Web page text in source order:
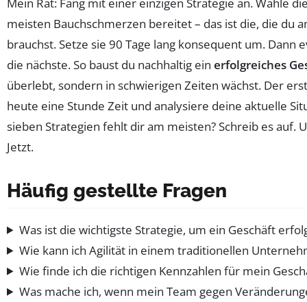
meisten Bauchschmerzen bereitet – das ist die, die du
brauchst. Setze sie 90 Tage lang konsequent um. Dann
die nächste. So baust du nachhaltig ein erfolgreiches
überlebt, sondern in schwierigen Zeiten wächst. Der
heute eine Stunde Zeit und analysiere deine aktuelle
sieben Strategien fehlt dir am meisten? Schreib es auf.
Jetzt.
Häufig gestellte Fragen
Was ist die wichtigste Strategie, um ein Geschäft
Wie kann ich Agilität in einem traditionellen
Wie finde ich die richtigen Kennzahlen für mein
Was mache ich, wenn mein Team gegen